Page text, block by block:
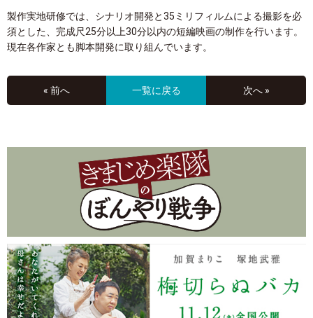
製作実地研修では、シナリオ開発と35ミリフィルムによる撮影を必
須とした、完成尺25分以上30分以内の短編映画の制作を行います。
現在各作家とも脚本開発に取り組んでいます。
« 前へ 一覧に戻る 次へ »